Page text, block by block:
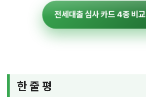
전세대출 심사 카드 4종 비교
한 줄 평